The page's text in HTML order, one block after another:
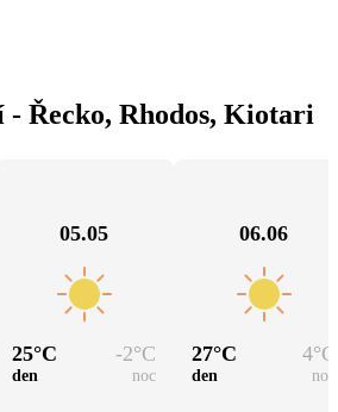
- Řecko, Rhodos, Kiotari
05.05
25°C -2°C
den noc
06.06
27°C 4°C
den noc